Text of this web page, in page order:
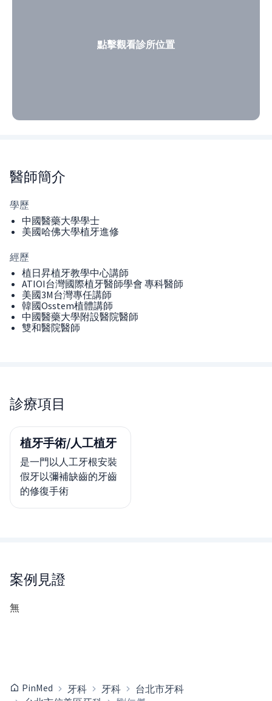
點擊觀看診所位置
醫師簡介
學歷
中國醫藥大學學士
美國哈佛大學植牙進修
經歷
植日昇植牙教學中心講師
ATIOI台灣國際植牙醫師學會 專科醫師
美國3M台灣專任講師
韓國Osstem植體講師
中國醫藥大學附設醫院醫師
雙和醫院醫師
診療項目
植牙手術/人工植牙
是一門以人工牙根安裝
假牙以彌補缺齒的牙齒
的修復手術
案例見證
無
PinMed 牙科 牙科
台北市牙科